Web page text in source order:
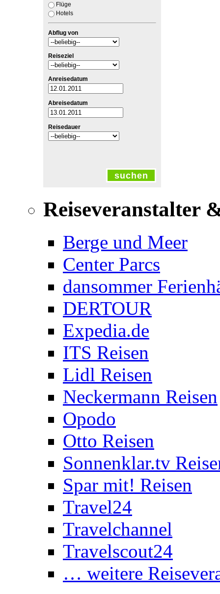
Flüge
Hotels
Abflug von
Reiseziel
Anreisedatum
Abreisedatum
Reisedauer
suchen
Reiseveranstalter
Berge und Meer
Center Parcs
dansommer
DERTOUR
Expedia.de
ITS Reisen
Lidl Reisen
Neckermann Reisen
Opodo
Otto Reisen
Sonnenklar.tv
Spar mit! Reisen
Travel24
Travelchannel
Travelscout24
… weitere